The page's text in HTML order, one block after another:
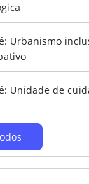
Urbanismo
Unidade de